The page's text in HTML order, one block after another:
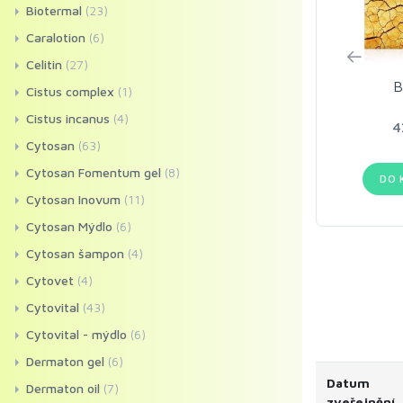
DO
Datum
Biotermal (23)
Caralotion (6)
Celitin (27)
Cistus complex (1)
Cistus incanus (4)
Cytosan (63)
Cytosan Fomentum gel (8)
Cytosan Inovum (11)
Cytosan Mýdlo (6)
Cytosan šampon (4)
Cytovet (4)
Cytovital (43)
Cytovital - mýdlo (6)
Dermaton gel (6)
Dermaton oil (7)